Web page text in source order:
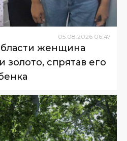
05.08.2026 06:47
женщина
золото, спрятав его